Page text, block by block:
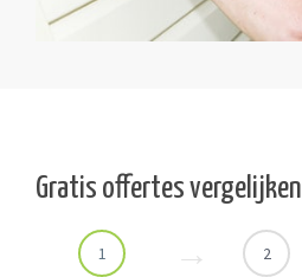
Gratis offertes vergelijken
1 2